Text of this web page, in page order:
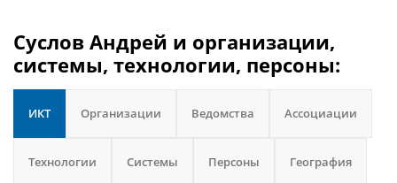
Суслов Андрей и организации,
системы, технологии, персоны:
ИКТ Организации Ведомства Ассоциации
Технологии Системы Персоны География